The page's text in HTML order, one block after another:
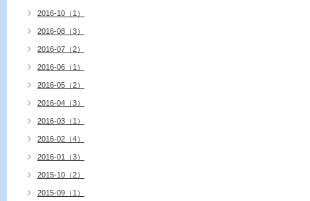
2016-10（1）
2016-08（3）
2016-07（2）
2016-06（1）
2016-05（2）
2016-04（3）
2016-03（1）
2016-02（4）
2016-01（3）
2015-10（2）
2015-09（1）